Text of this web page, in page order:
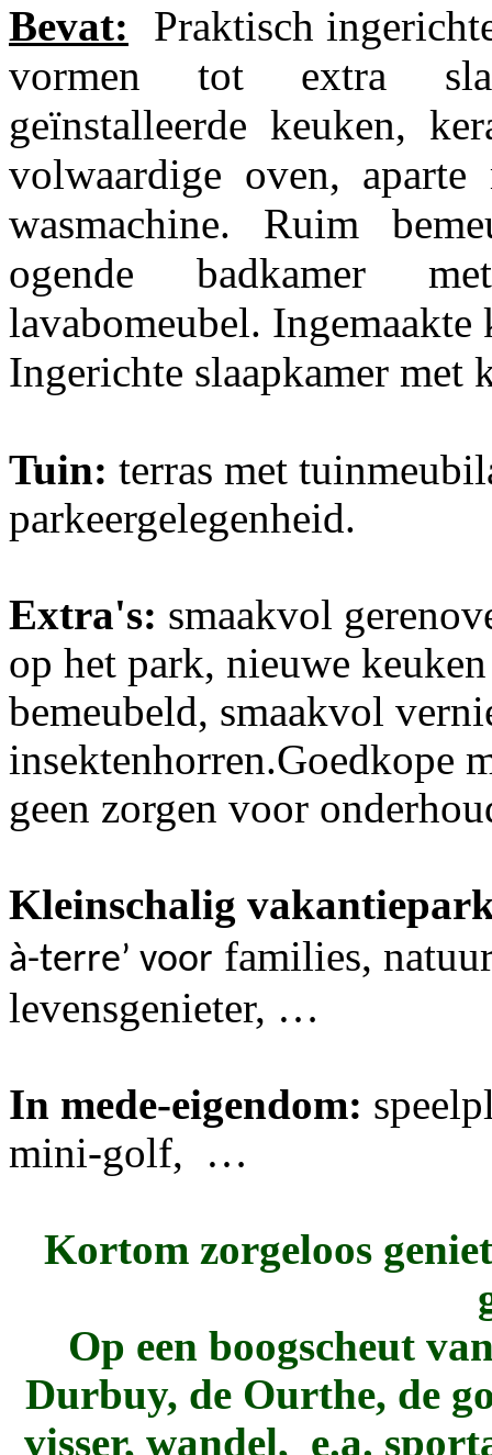
Bevat: Praktisch
vormen tot extra
geïnstalleerde keuken,
volwaardige oven,
wasmachine. Ruim
ogende badkamer
lavabomeubel. Ingemaakte
Ingerichte slaapkamer met
Tuin: terras met
parkeergelegenheid.
Extra's: smaakvol
op het park, nieuwe
bemeubeld, smaakvol
insektenhorren.Goedkope
geen zorgen voor
Kleinschalig
à-terre’ voor families,
levensgenieter, …
In mede-eigendom:
mini-golf, …
Kortom zorgeloos
Op een boogscheut
Durbuy, de Ourthe, de
visser, wandel, e.a.